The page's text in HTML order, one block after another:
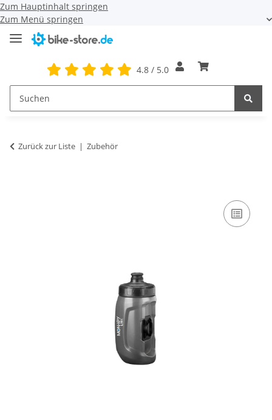
Zum Hauptinhalt springen
Zum Menü springen
4.8 / 5.0
Zurück zur Liste Zubehör